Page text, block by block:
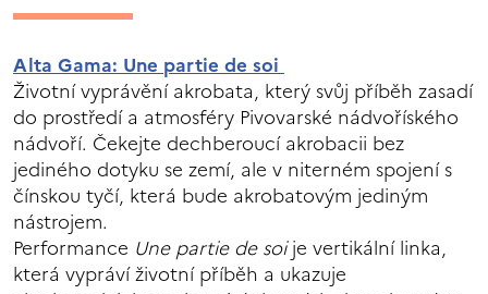
Alta Gama: Une partie de soi
Životní vyprávění akrobata, který svůj příběh zasadí
do prostředí a atmosféry Pivovarské nádvoříského
nádvoří. Čekejte dechberoucí akrobacii bez
jediného dotyku se zemí, ale v niterném spojení s
čínskou tyčí, která bude akrobatovým jediným
nástrojem.
Performance Une partie de soije vertikální linka,
která vypráví životní příběh a ukazuje